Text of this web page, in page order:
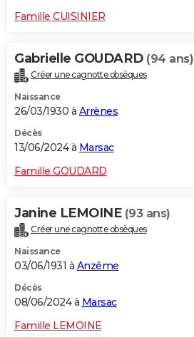
Famille CUISINIER
Gabrielle GOUDARD (94 ans)
Créer une cagnotte obsèques
Naissance
26/03/1930 à Arrènes
Décès
13/06/2024 à Marsac
Famille GOUDARD
Janine LEMOINE (93 ans)
Créer une cagnotte obsèques
Naissance
03/06/1931 à Anzême
Décès
08/06/2024 à Marsac
Famille LEMOINE